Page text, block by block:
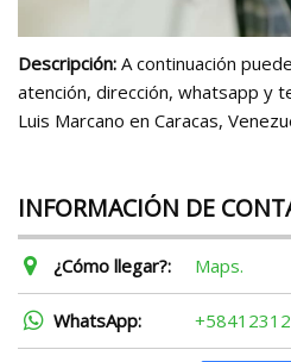
Descripción: A continuación
atención, dirección, whatsapp y
Luis Marcano en Caracas,
INFORMACIÓN DE
¿Cómo llegar?: Maps.
WhatsApp: